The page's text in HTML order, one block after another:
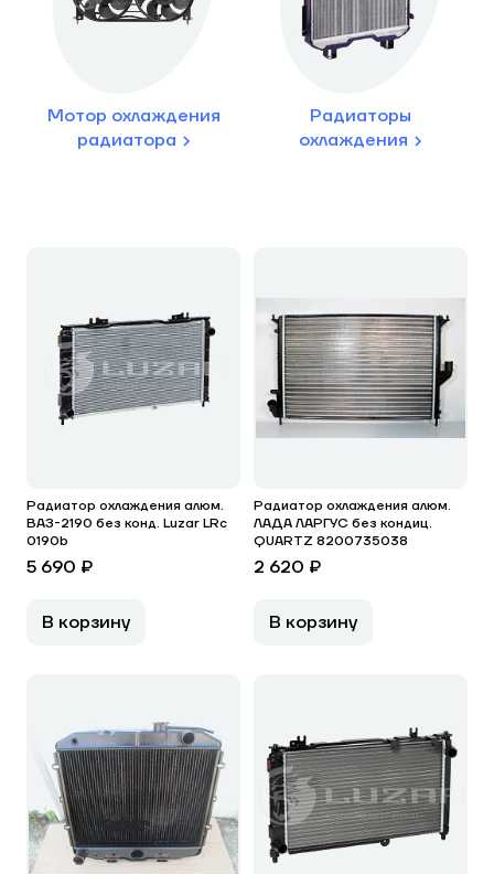
Мотор охлаждения
радиатора
Радиаторы
охлаждения
Радиатор охлаждения алюм.
ВАЗ-2190 без конд. Luzar LRc
0190b
5 690 ₽
В корзину
Радиатор охлаждения алюм.
ЛАДА ЛАРГУС без кондиц.
QUARTZ 8200735038
2 620 ₽
В корзину